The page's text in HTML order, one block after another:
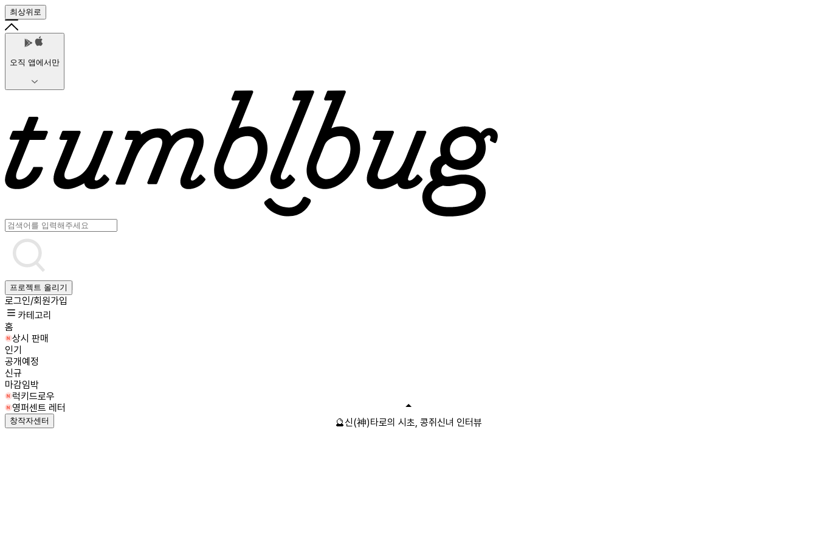
최상위로
오직 앱에서만
프로젝트 올리기
로그인/회원가입
카테고리
홈
상시 판매
인기
공개예정
신규
마감임박
럭키드로우
영퍼센트 레터
창작자센터 🔮신(神)타로의 시초, 콩쥐신녀 인터뷰